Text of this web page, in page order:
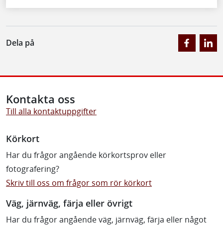
Dela på
Kontakta oss
Till alla kontaktuppgifter
Körkort
Har du frågor angående körkortsprov eller
fotografering?
Skriv till oss om frågor som rör körkort
Väg, järnväg, färja eller övrigt
Har du frågor angående väg, järnväg, färja eller något